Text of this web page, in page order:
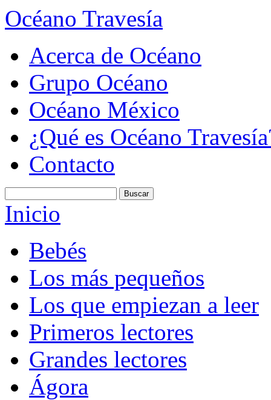
Océano Travesía
Acerca de Océano
Grupo Océano
Océano México
¿Qué es Océano
Contacto
Inicio
Bebés
Los más pequeños
Los que empiezan a leer
Primeros lectores
Grandes lectores
Ágora